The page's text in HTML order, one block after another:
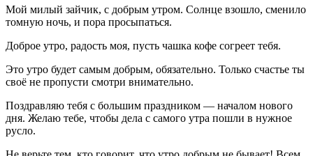
Мой милый зайчик, с добрым утром. Солнце взошло, сменило
томную ночь, и пора просыпаться.
Доброе утро, радость моя, пусть чашка кофе согреет тебя.
Это утро будет самым добрым, обязательно. Только счастье ты
своё не пропусти смотри внимательно.
Поздравляю тебя с большим праздником — началом нового
дня. Желаю тебе, чтобы дела с самого утра пошли в нужное
русло.